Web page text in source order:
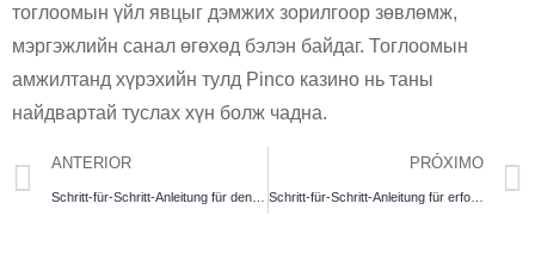
тоглоомын үйл явцыг дэмжих зорилгоор зөвлөмж,
мэргэжлийн санал өгөхөд бэлэн байдаг. Тоглоомын
амжилтанд хүрэхийн тулд Pinco казино нь таны
найдвартай туслах хүн болж чадна.
ANTERIOR PRÓXIMO
Schritt-für-Schritt-Anleitung für erfolgreiches Spielen im Casino